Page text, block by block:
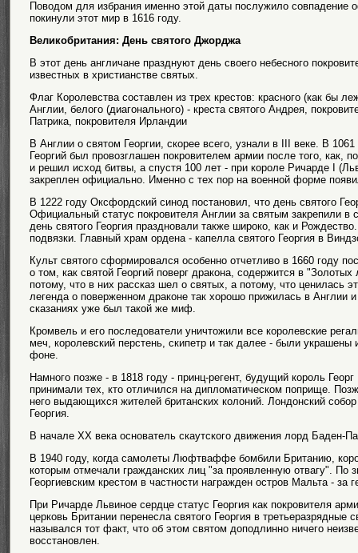
Поводом для избрания именно этой даты послужило
покинули этот мир в 1616 году.
Великобритания: День святого Джорджа
В этот день англичане празднуют день своего небесного
известных в христианстве святых.
Флаг Королевства составлен из трех крестов: красного (как бы
Англии, белого (диагонального) - креста святого Андрея,
Патрика, покровителя Ирландии
В Англии о святом Георгии, скорее всего, узнали в III веке. В
Георгий был провозглашен покровителем армии после того, как,
и решил исход битвы, а спустя 100 лет - при короле Ричарде I
закреплен официально. Именно с тех пор на военной форме
В 1222 году Оксфордский синод постановил, что день святого
Официальный статус покровителя Англии за святым закрепили
день святого Георгия праздновали также широко, как и
подвязки. Главный храм ордена - капелла святого Георгия в
Культ святого сформировался особенно отчетливо в 1660 году
о том, как святой Георгий поверг дракона, содержится в
потому, что в них рассказ шел о святых, а потому, что ценилась
легенда о поверженном драконе так хорошо прижилась в Англии
сказаниях уже был такой же миф.
Кромвель и его последователи уничтожили все королевские
меч, королевский перстень, скипетр и так далее - были
фоне.
Намного позже - в 1818 году - принц-регент, будущий король
принимали тех, кто отличился на дипломатическом поприще.
него выдающихся жителей британских колоний. Лондонский
Георгия.
В начале XX века основатель скаутского движения лорд Баден-
В 1940 году, когда самолеты Люфтваффе бомбили Британию,
которым отмечали гражданских лиц "за проявленную отвагу". По
Георгиевским крестом в частности награжден остров Мальта -
При Ричарде Львиное сердце статус Георгия как покровителя
церковь Британии перенесла святого Георгия в
назывался тот факт, что об этом святом доподлинно ничего
восстановлен.